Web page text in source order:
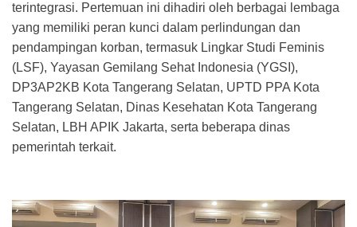
terintegrasi. Pertemuan ini dihadiri oleh berbagai lembaga
yang memiliki peran kunci dalam perlindungan dan
pendampingan korban, termasuk Lingkar Studi Feminis
(LSF), Yayasan Gemilang Sehat Indonesia (YGSI),
DP3AP2KB Kota Tangerang Selatan, UPTD PPA Kota
Tangerang Selatan, Dinas Kesehatan Kota Tangerang
Selatan, LBH APIK Jakarta, serta beberapa dinas
pemerintah terkait.